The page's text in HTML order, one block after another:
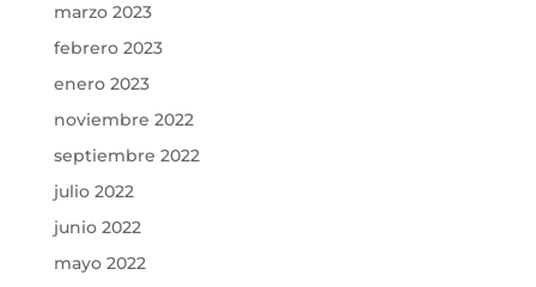
marzo 2023
febrero 2023
enero 2023
noviembre 2022
septiembre 2022
julio 2022
junio 2022
mayo 2022